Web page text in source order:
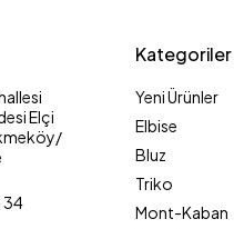
Elçi
34
Kategoriler
Yeni Ürünler
Elbise
Bluz
Triko
Mont-Kaban